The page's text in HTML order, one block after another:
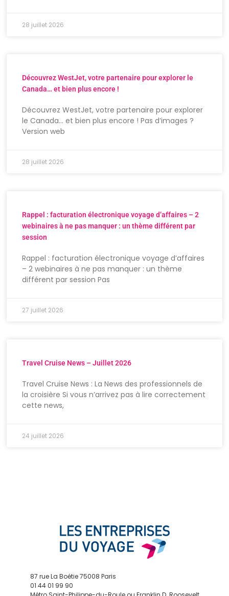
28 juillet 2026
Découvrez WestJet, votre partenaire pour explorer le
Canada… et bien plus encore !
Découvrez WestJet, votre partenaire pour explorer
le Canada… et bien plus encore ! Pas d’images ?
Version web
28 juillet 2026
Rappel : facturation électronique voyage d’affaires – 2
webinaires à ne pas manquer : un thème différent par
session
Rappel : facturation électronique voyage d’affaires
– 2 webinaires à ne pas manquer : un thème
différent par session Pas
27 juillet 2026
Travel Cruise News – Juillet 2026
Travel Cruise News : La News des professionnels de
la croisière Si vous n’arrivez pas à lire correctement
cette news,
24 juillet 2026
87 rue La Boétie 75008 Paris
01 44 01 99 90